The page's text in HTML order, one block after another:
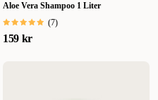
Aloe Vera Shampoo 1 Liter
(7)
159 kr